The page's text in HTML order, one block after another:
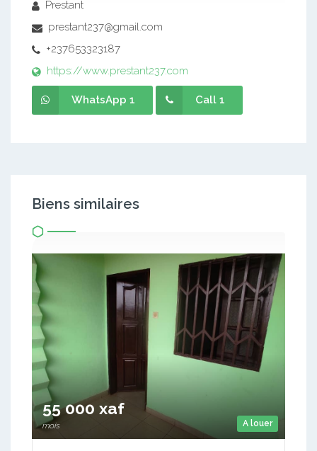
Prestant
prestant237@gmail.com
+237653323187
https://www.prestant237.com
WhatsApp 1 Call 1
Biens similaires
A louer
55 000 xaf
mois